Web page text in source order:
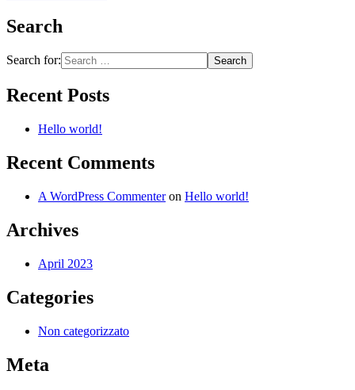
Search
Search for:
Recent Posts
Hello world!
Recent Comments
A WordPress Commenteron Hello world!
Archives
April 2023
Categories
Non categorizzato
Meta